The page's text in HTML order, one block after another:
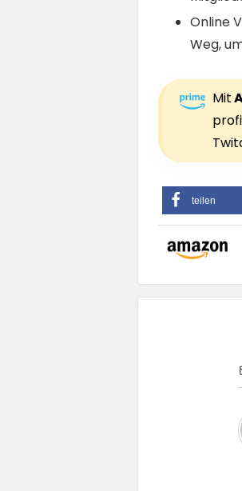
Online
Weg,
Mit
teilen